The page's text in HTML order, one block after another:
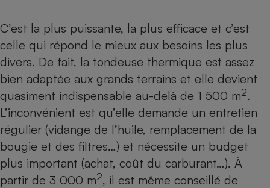
C’est la plus puissante, la plus efficace et c’est
celle qui répond le mieux aux besoins les plus
divers. De fait, la tondeuse thermique est assez
bien adaptée aux grands terrains et elle devient
quasiment indispensable au-delà de 1 500 m2.
L’inconvénient est qu’elle demande un entretien
régulier (vidange de l’huile, remplacement de la
bougie et des filtres…) et nécessite un budget
plus important (achat, coût du carburant…). À
partir de 3 000 m2, il est même conseillé de